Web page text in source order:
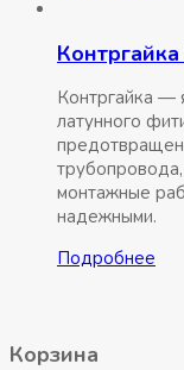
Контргайка —
латунного
монтажные
надежными.
Подробнее
Корзина